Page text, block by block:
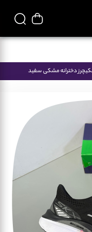
ایرانی میباشد
دخترانه مشکی سفید